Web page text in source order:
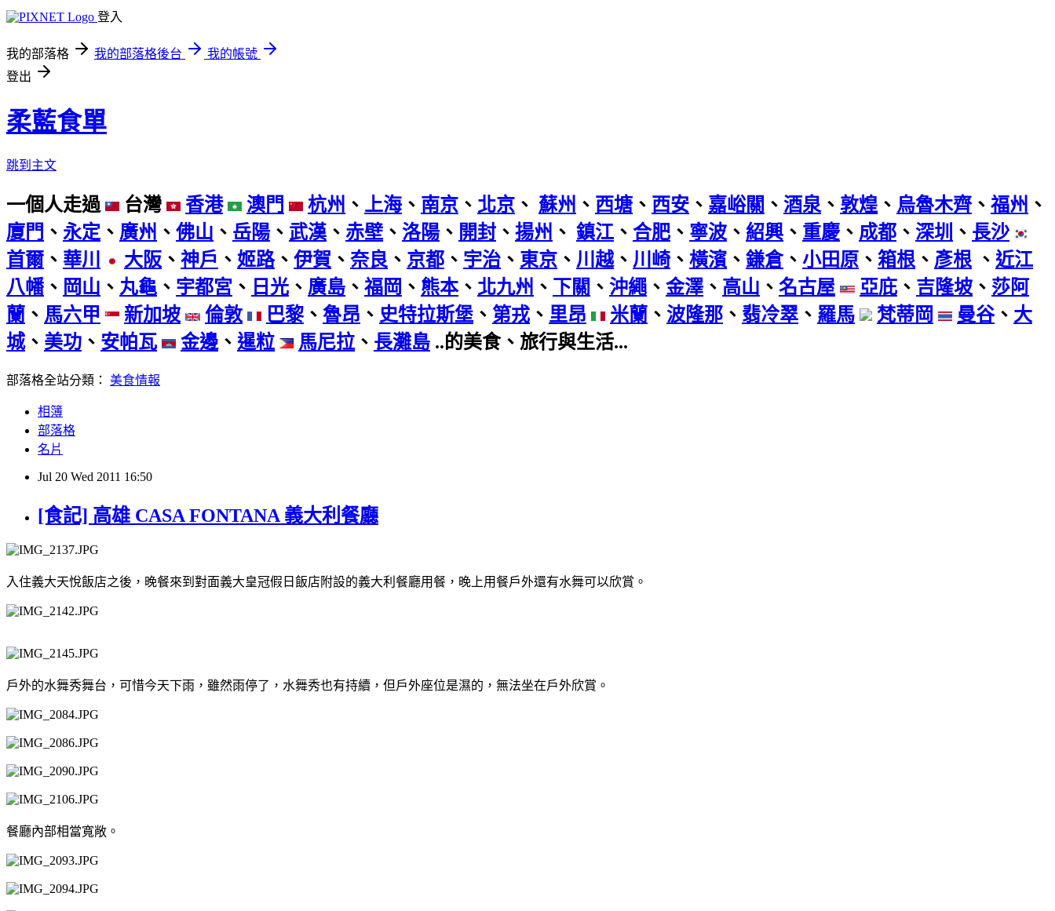
登入
我的部落格 我的部落格後台
我的帳號
登出
柔藍食單
跳到主文
一個人走過 台灣 香港 澳門 杭州 、 上海、 南京 、 北京 、 蘇州 、 西塘 、 西安 、 嘉峪關 、 酒泉 、 敦煌 、 烏魯木齊、 福州 、
廈門 、 永定 、 廣州 、 佛山 、 岳陽 、 武漢 、 赤壁 、 洛陽 、 開封 、 揚州 、 鎮江 、 合肥 、 寧波 、 紹興 、 重慶、 成都 、 深圳 、 長沙
首爾、 華川 大阪 、 神戶 、 姬路、 伊賀 、 奈良 、 京都 、 宇治 、 東京 、 川越 、 川崎 、 橫濱 、 鎌倉、 小田原 、 箱根 、 彥根 、 近江
八幡 、 岡山 、 丸龜 、 宇都宮 、 日光 、 廣島 、 福岡 、 熊本、 北九州 、 下關 、 沖繩 、 金澤 、 高山 、 名古屋 亞庇 、 吉隆坡 、 莎阿
蘭 、 馬六甲 新加坡 倫敦 巴黎、 魯昂 、 史特拉斯堡 、 第戎 、 里昂 米蘭 、 波隆那 、 翡冷翠 、 羅馬 梵蒂岡 曼谷、 大
城、 美功 、 安帕瓦 金邊 、 暹粒 馬尼拉 、 長灘島 ..的美食、旅行與生活...
部落格全站分類： 美食情報
相簿
部落格
名片
Jul 20 Wed 2011 16:50
[食記] 高雄 CASA FONTANA 義大利餐廳
入住義大天悅飯店之後，晚餐來到對面義大皇冠假日飯店附設的義大利餐廳用餐，晚上用餐戶外還有水舞可以欣賞。
戶外的水舞秀舞台，可惜今天下雨，雖然雨停了，水舞秀也有持續，但戶外座位是濕的，無法坐在戶外欣賞。
餐廳內部相當寬敞。